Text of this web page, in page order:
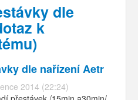
dle
k
dle nařízení Aetr
2014 (22:24)